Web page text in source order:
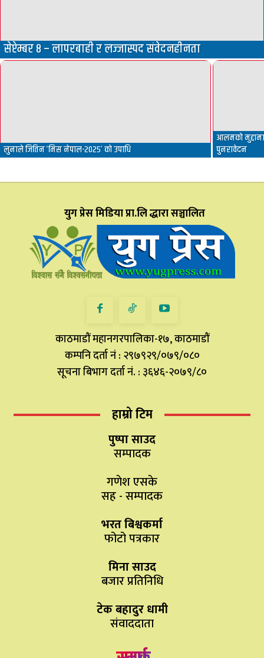
सेप्टेम्बर ८ – लापरबाही र लज्जास्पद संवेदनहीनता
लुनाले जितिन ‘मिस नेपाल-२०२५’ को उपाधि
आलमको
पुनरावेदन
युग प्रेस मिडिया प्रा.लि द्धारा सञ्चालित
काठमाडौं महानगरपालिका-१७, काठमाडौं
कम्पनि दर्ता नं : २९७९२९/०७९/०८०
सूचना बिभाग दर्ता नं. : ३६४६-२०७९/८०
हाम्रो टिम
पुष्पा साउद
सम्पादक
गणेश एसके
सह - सम्पादक
भरत बिश्वकर्मा
फोटो पत्रकार
मिना साउद
बजार प्रतिनिधि
टेक बहादुर धामी
संवाददाता